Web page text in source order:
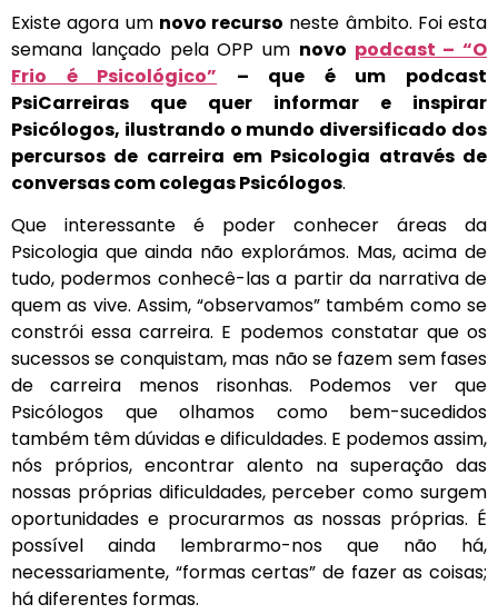
Existe agora um novo recurso neste âmbito. Foi esta
semana lançado pela OPP um novo podcast – “O
Frio é Psicológico” – que é um podcast
PsiCarreiras que quer informar e inspirar
Psicólogos, ilustrando o mundo diversificado dos
percursos de carreira em Psicologia através de
conversas com colegas Psicólogos.
Que interessante é poder conhecer áreas da
Psicologia que ainda não explorámos. Mas, acima de
tudo, podermos conhecê-las a partir da narrativa de
quem as vive. Assim, “observamos” também como se
constrói essa carreira. E podemos constatar que os
sucessos se conquistam, mas não se fazem sem fases
de carreira menos risonhas. Podemos ver que
Psicólogos que olhamos como bem-sucedidos
também têm dúvidas e dificuldades. E podemos assim,
nós próprios, encontrar alento na superação das
nossas próprias dificuldades, perceber como surgem
oportunidades e procurarmos as nossas próprias. É
possível ainda lembrarmo-nos que não há,
necessariamente, “formas certas” de fazer as coisas;
há diferentes formas.